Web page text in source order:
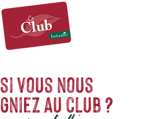
vous nous
au club ?